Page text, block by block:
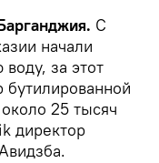
С
начали
за этот
25 тысяч
директор